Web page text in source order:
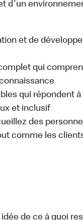
d'un
et de
qui
qui répondent
et inclusif
des
comme les
de ce à quoi